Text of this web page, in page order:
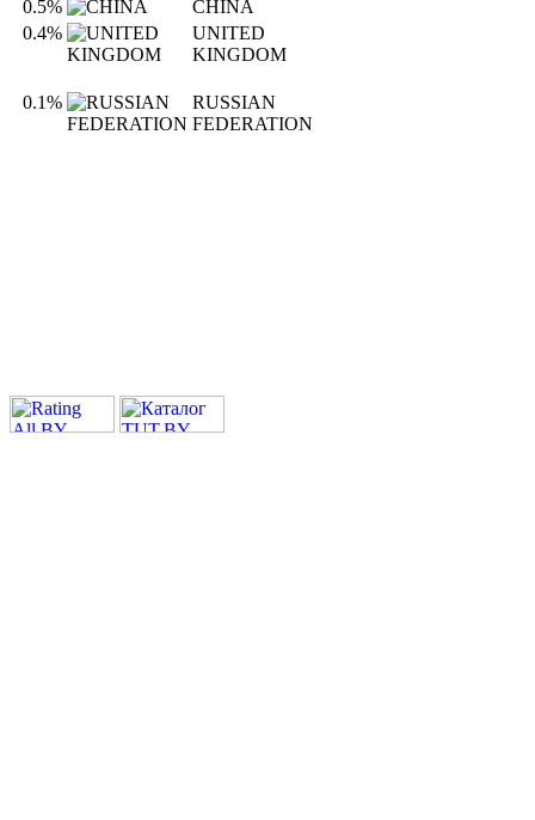
0.5%
CHINA
0.4%
UNITED
KINGDOM
0.1%
RUSSIAN
FEDERATION